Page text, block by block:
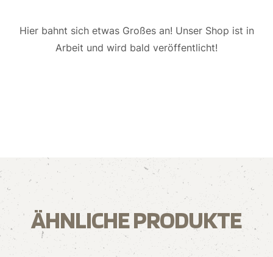
Hier bahnt sich etwas Großes an! Unser Shop ist in
Arbeit und wird bald veröffentlicht!
ÄHNLICHE PRODUKTE